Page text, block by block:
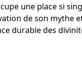
une place si
de son mythe
durable des